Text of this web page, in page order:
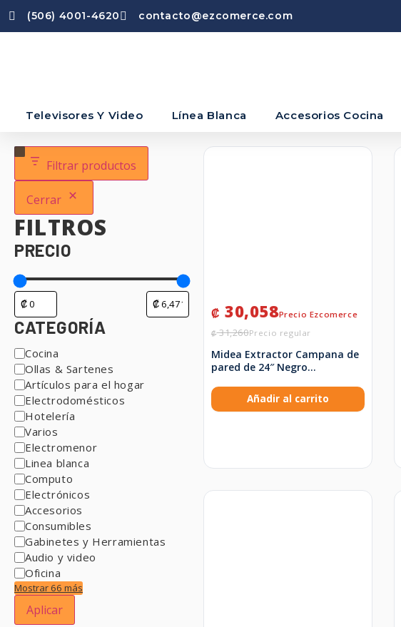
(506) 4001-4620 contacto@ezcomerce.com
Televisores Y Video Línea Blanca Accesorios Cocina
Filtrar productos
Cerrar
FILTROS
PRECIO
CATEGORÍA
Cocina
Ollas & Sartenes
Artículos para el hogar
Electrodomésticos
Hotelería
Varios
Electromenor
Linea blanca
Computo
Electrónicos
Accesorios
Consumibles
Gabinetes y Herramientas
Audio y video
Oficina
Mostrar 66 más
Aplicar
₡31,260
₡ 30,058
Midea Extractor Campana de
pared de 24″ Negro
Añadir al carrito